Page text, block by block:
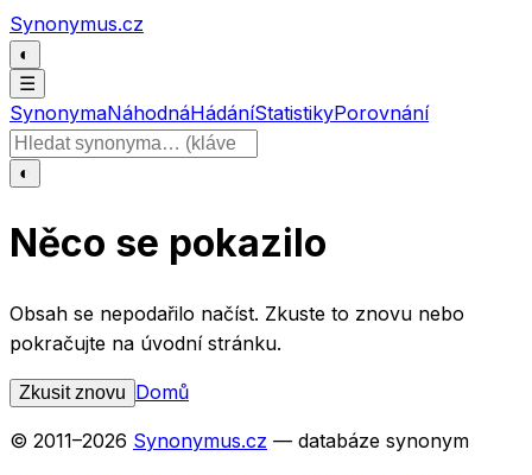
Přeskočit na obsah
Synonymus.cz
◐
☰
SynonymaNáhodnáHádáníStatistikyPorovnání
Hledat slovo
◐
Něco se pokazilo
Obsah se nepodařilo načíst. Zkuste to znovu nebo
pokračujte na úvodní stránku.
Zkusit znovu Domů
© 2011–2026 Synonymus.cz — databáze synonym